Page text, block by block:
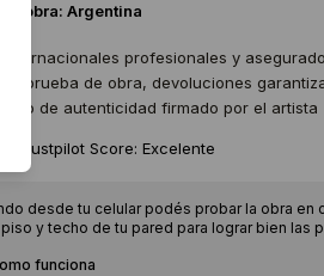
la obra: Argentina
internacionales profesionales y
prueba de obra, devoluciones
de autenticidad firmado por el artista
Trustpilot Score: Excelente
desde tu celular podés probar la obra en
y techo de tu pared para lograr bien las
funciona